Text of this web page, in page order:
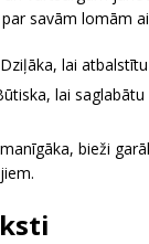
savām lomām
Dziļāka, lai
lai saglabātu
bieži